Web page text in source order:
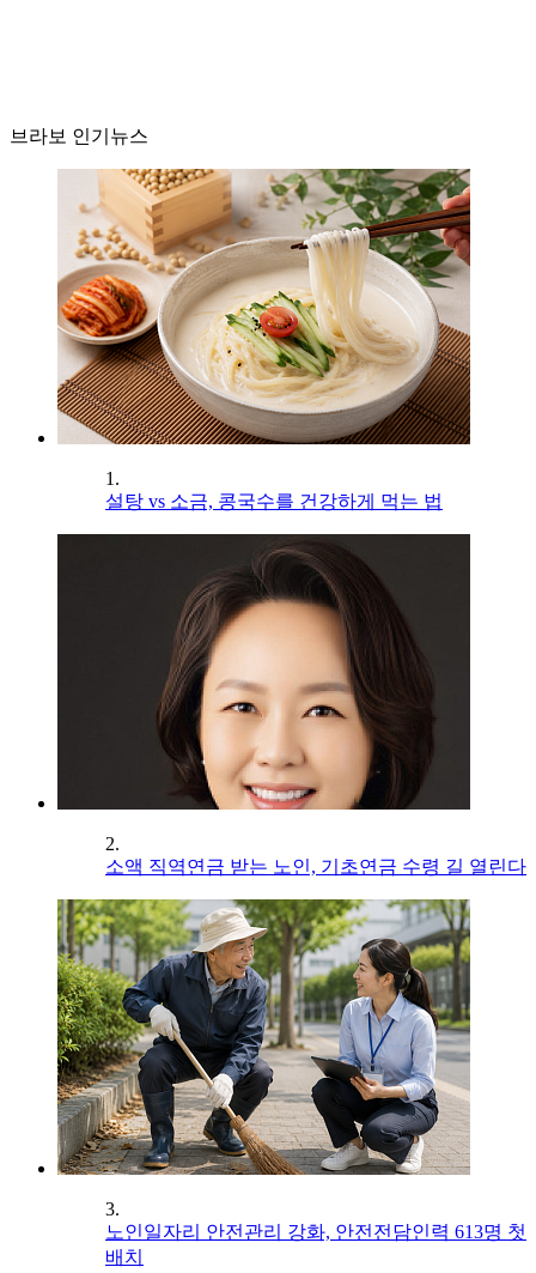
브라보 인기뉴스
1.
설탕 vs 소금, 콩국수를 건강하게 먹는 법
2.
소액 직역연금 받는 노인, 기초연금 수령 길 열린다
3.
노인일자리 안전관리 강화, 안전전담인력 613명 첫
배치